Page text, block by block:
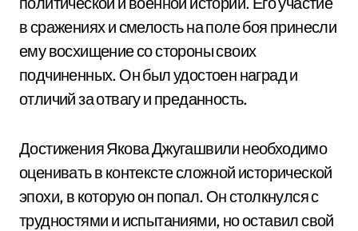
в сражениях и смелость на поле боя принесли
ему восхищение со стороны своих
подчиненных. Он был удостоен наград и
отличий за отвагу и преданность.
Достижения Якова Джугашвили необходимо
оценивать в контексте сложной исторической
эпохи, в которую он попал. Он столкнулся с
трудностями и испытаниями, но оставил свой